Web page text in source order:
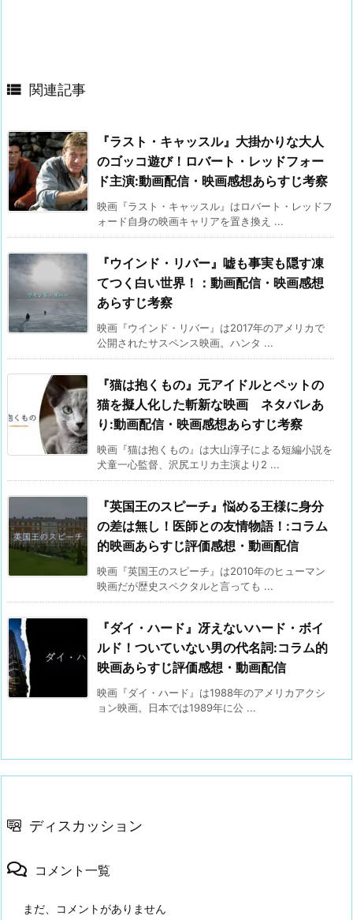
 関連記事
『ラスト・キャッスル』大掛かりな大人
のゴッコ遊び！ロバート・レッドフォー
ド主演:動画配信・映画感想あらすじ考察
映画『ラスト・キャッスル』はロバート・レッドフ
ォード自身の映画キャリアを置き換え ...
『ウインド・リバー』嘘も事実も隠す凍
てつく白い世界！：動画配信・映画感想
あらすじ考察
映画『ウインド・リバー』は2017年のアメリカで
公開されたサスペンス映画。ハンタ ...
『猫は抱くもの』元アイドルとペットの
猫を擬人化した斬新な映画 ネタバレあ
り:動画配信・映画感想あらすじ考察
映画『猫は抱くもの』は大山淳子による短編小説を
犬童一心監督、沢尻エリカ主演より2 ...
『英国王のスピーチ』悩める王様に身分
の差は無し！医師との友情物語！:コラム
的映画あらすじ評価感想・動画配信
映画『英国王のスピーチ』は2010年のヒューマン
映画だが歴史スペクタルと言っても ...
『ダイ・ハード』冴えないハード・ボイ
ルド！ついていない男の代名詞:コラム的
映画あらすじ評価感想・動画配信
映画『ダイ・ハード』は1988年のアメリカアクシ
ョン映画。日本では1989年に公 ...
ディスカッション
コメント一覧
まだ、コメントがありません